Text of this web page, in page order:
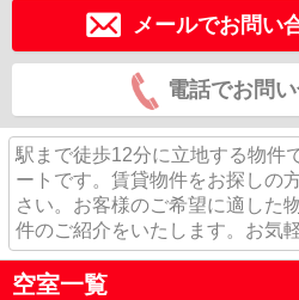
メールでお問い
電話でお問
駅まで徒歩12分に立地する物件
ートです。賃貸物件をお探しの
さい。お客様のご希望に適した
件のご紹介をいたします。お気
空室一覧